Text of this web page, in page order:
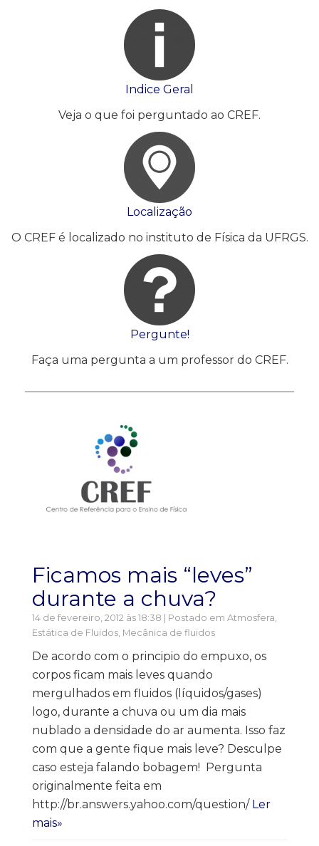
Indice Geral
Veja o que foi perguntado ao CREF.
Localização
O CREF é localizado no instituto de Física da UFRGS.
Pergunte!
Faça uma pergunta a um professor do CREF.
Ficamos mais “leves”
durante a chuva?
14 de fevereiro, 2012 às 18:38 | Postado em Atmosfera
Estática de Fluidos Mecânica de fluidos
De acordo com o principio do empuxo, os
corpos ficam mais leves quando
mergulhados em fluidos (líquidos/gases)
logo, durante a chuva ou um dia mais
nublado a densidade do ar aumenta. Isso faz
com que a gente fique mais leve? Desculpe
caso esteja falando bobagem! Pergunta
originalmente feita em
http://br.answers.yahoo.com/question/ Ler
mais»